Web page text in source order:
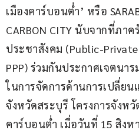
เมืองคาร์บอนต่ำ’ หรือ
CARBON CITY นับจากที่ภา
ประชาสังคม (Public-
PPP) ร่วมกันประกาศเจตน
ในการจัดการด้านการเปลี่ย
จังหวัดสระบุรี โครงการจังห
คาร์บอนต่ำ เมื่อวันที่ 15 สิงห